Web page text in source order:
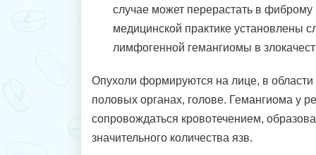
случае может перерастать в
медицинской практике установлены
лимфогенной гемангиомы в
Опухоли формируются на лице, в области
половых органах, голове. Гемангиома у
сопровождаться кровотечением,
значительного количества язв.